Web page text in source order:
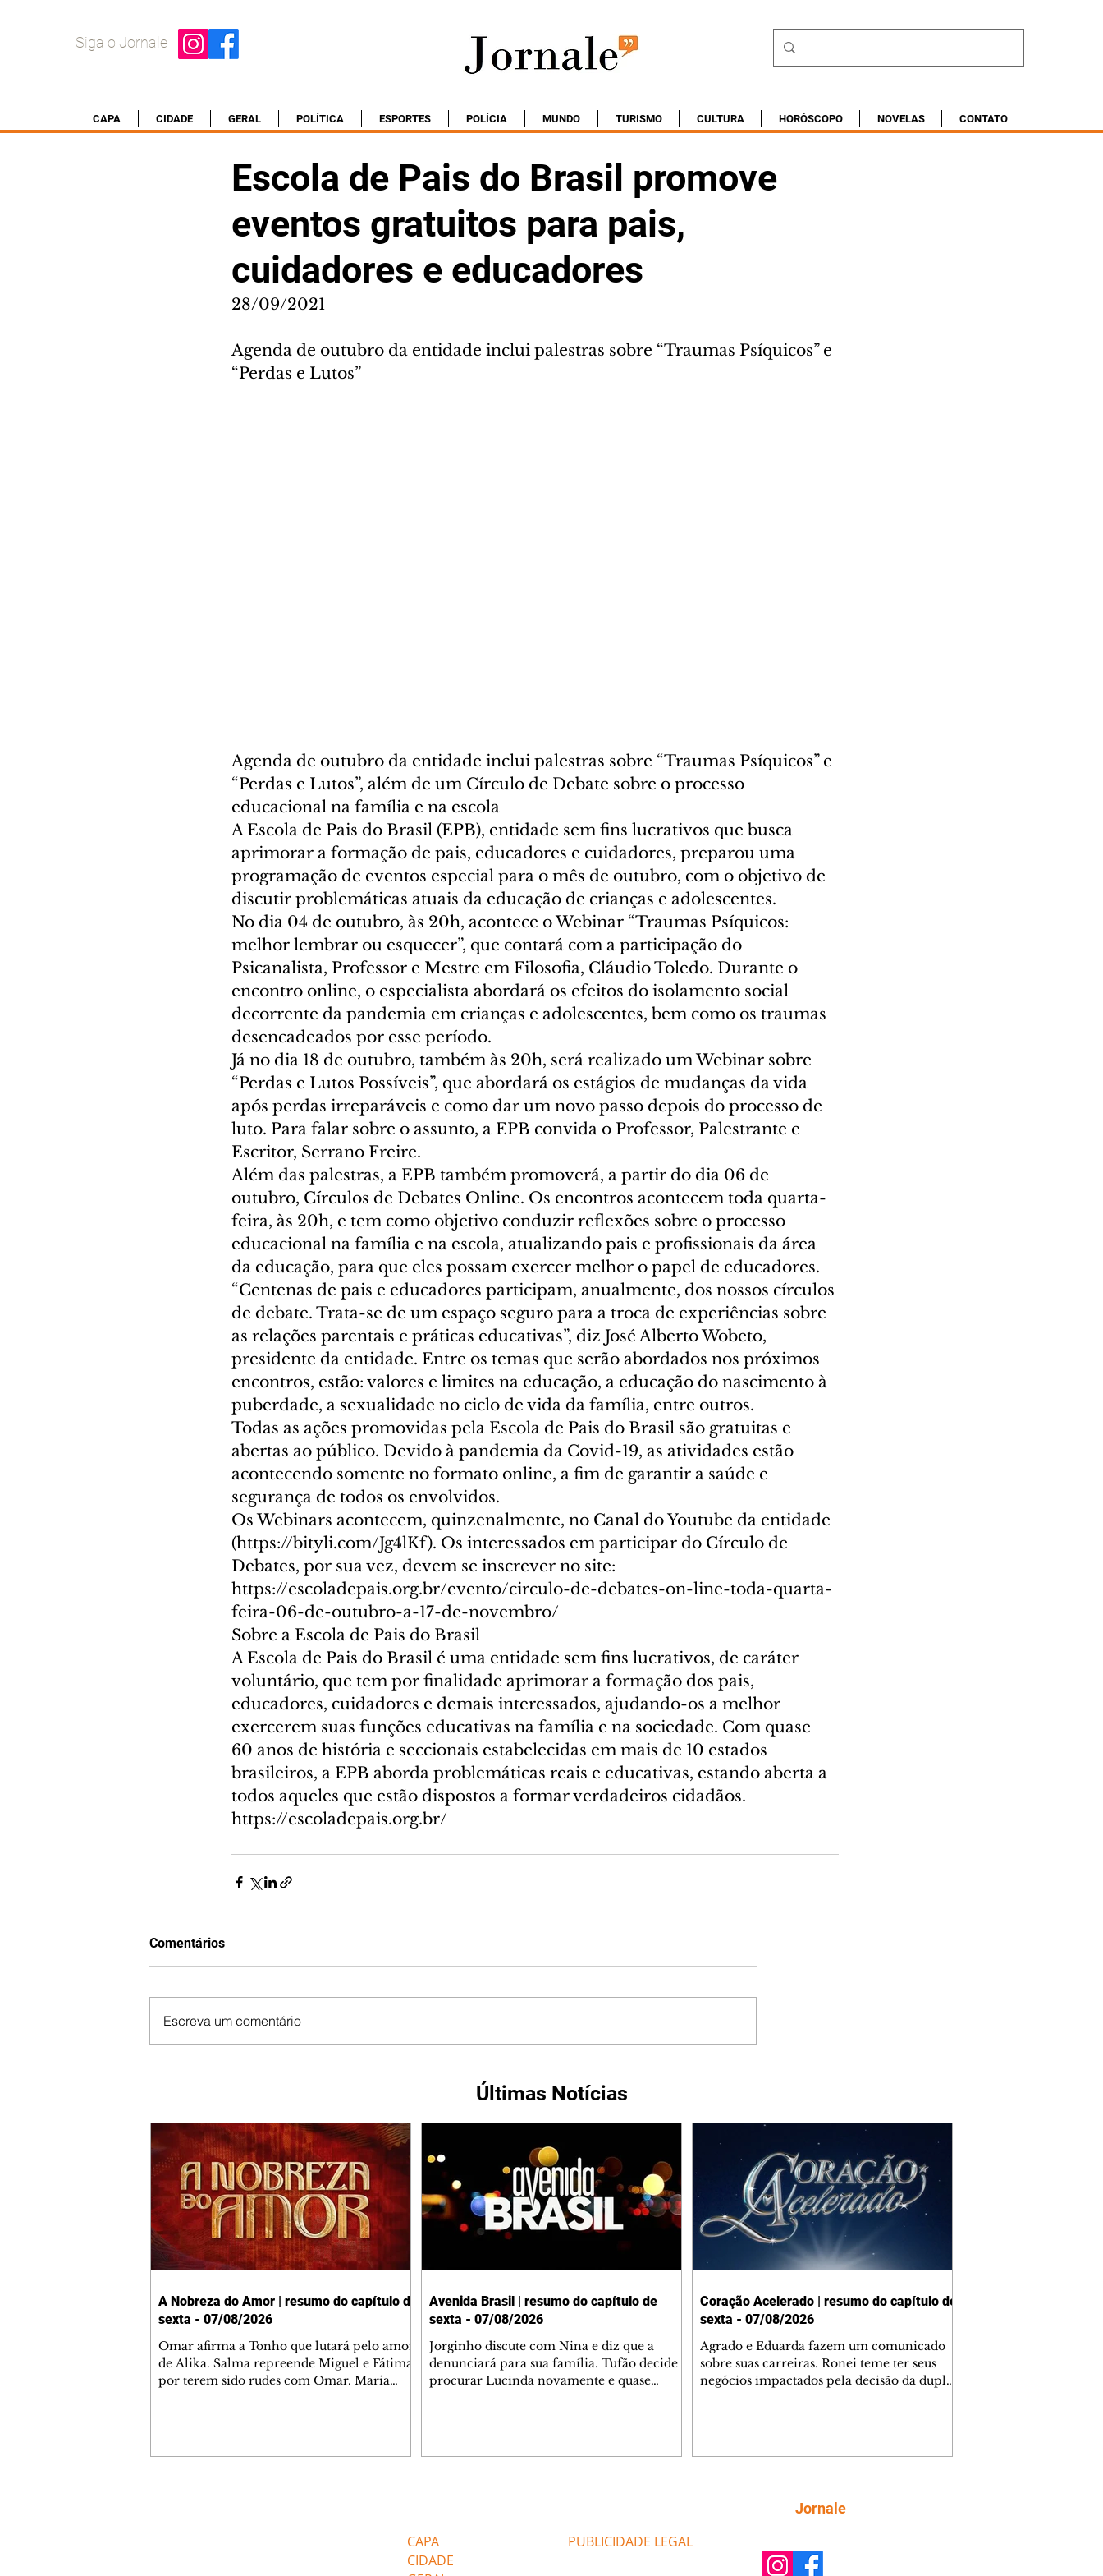
Siga o Jornale
CAPA CIDADE GERAL POLÍTICA ESPORTES POLÍCIA MUNDO TURISMO CULTURA HORÓSCOPO NOVELAS CONTATO
Escola de Pais do Brasil promove
eventos gratuitos para pais,
cuidadores e educadores
28/09/2021
Agenda de outubro da entidade inclui palestras sobre “Traumas Psíquicos” e
“Perdas e Lutos”
Agenda de outubro da entidade inclui palestras sobre “Traumas Psíquicos” e
“Perdas e Lutos”, além de um Círculo de Debate sobre o processo
educacional na família e na escola
A Escola de Pais do Brasil (EPB), entidade sem fins lucrativos que busca
aprimorar a formação de pais, educadores e cuidadores, preparou uma
programação de eventos especial para o mês de outubro, com o objetivo de
discutir problemáticas atuais da educação de crianças e adolescentes.
No dia 04 de outubro, às 20h, acontece o Webinar “Traumas Psíquicos:
melhor lembrar ou esquecer”, que contará com a participação do
Psicanalista, Professor e Mestre em Filosofia, Cláudio Toledo. Durante o
encontro online, o especialista abordará os efeitos do isolamento social
decorrente da pandemia em crianças e adolescentes, bem como os traumas
desencadeados por esse período.
Já no dia 18 de outubro, também às 20h, será realizado um Webinar sobre
“Perdas e Lutos Possíveis”, que abordará os estágios de mudanças da vida
após perdas irreparáveis e como dar um novo passo depois do processo de
luto. Para falar sobre o assunto, a EPB convida o Professor, Palestrante e
Escritor, Serrano Freire.
Além das palestras, a EPB também promoverá, a partir do dia 06 de
outubro, Círculos de Debates Online. Os encontros acontecem toda quarta-
feira, às 20h, e tem como objetivo conduzir reflexões sobre o processo
educacional na família e na escola, atualizando pais e profissionais da área
da educação, para que eles possam exercer melhor o papel de educadores.
“Centenas de pais e educadores participam, anualmente, dos nossos círculos
de debate. Trata-se de um espaço seguro para a troca de experiências sobre
as relações parentais e práticas educativas”, diz José Alberto Wobeto,
presidente da entidade. Entre os temas que serão abordados nos próximos
encontros, estão: valores e limites na educação, a educação do nascimento à
puberdade, a sexualidade no ciclo de vida da família, entre outros.
Todas as ações promovidas pela Escola de Pais do Brasil são gratuitas e
abertas ao público. Devido à pandemia da Covid-19, as atividades estão
acontecendo somente no formato online, a fim de garantir a saúde e
segurança de todos os envolvidos.
Os Webinars acontecem, quinzenalmente, no Canal do Youtube da entidade
(https://bityli.com/Jg4lKf). Os interessados em participar do Círculo de
Debates, por sua vez, devem se inscrever no site:
https://escoladepais.org.br/evento/circulo-de-debates-on-line-toda-quarta-
feira-06-de-outubro-a-17-de-novembro/
Sobre a Escola de Pais do Brasil
A Escola de Pais do Brasil é uma entidade sem fins lucrativos, de caráter
voluntário, que tem por finalidade aprimorar a formação dos pais,
educadores, cuidadores e demais interessados, ajudando-os a melhor
exercerem suas funções educativas na família e na sociedade. Com quase
60 anos de história e seccionais estabelecidas em mais de 10 estados
brasileiros, a EPB aborda problemáticas reais e educativas, estando aberta a
todos aqueles que estão dispostos a formar verdadeiros cidadãos.
https://escoladepais.org.br/
Comentários
Escreva um comentário
Últimas Notícias
A Nobreza do Amor | resumo do capítulo de
sexta - 07/08/2026
Omar afirma a Tonho que lutará pelo amor
de Alika. Salma repreende Miguel e Fátima
por terem sido rudes com Omar. Maria
Avenida Brasil | resumo do capítulo de
sexta - 07/08/2026
Jorginho discute com Nina e diz que a
denunciará para sua família. Tufão decide
procurar Lucinda novamente e quase
Max estavam envolvidos na tentativa de
assalto à
Coração Acelerado | resumo do capítulo de
sexta - 07/08/2026
Agrado e Eduarda fazem um comunicado
sobre suas carreiras. Ronei teme ter seus
negócios impactados pela decisão da dupla.
que se mudará de país, e Eduarda se
preocupa com Sol. Palhares desconfia de
CAPA
CIDADE
PUBLICIDADE LEGAL
Jornale